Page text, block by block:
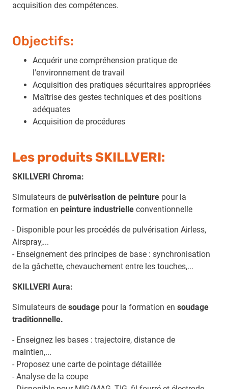
acquisition des compétences.
Objectifs:
Acquérir une compréhension pratique de
l'environnement de travail
Acquisition des pratiques sécuritaires appropriées
Maîtrise des gestes techniques et des positions
adéquates
Acquisition de procédures
Les produits SKILLVERI:
SKILLVERI Chroma:
Simulateurs de pulvérisation de peinture pour la
formation en peinture industrielle conventionnelle
- Disponible pour les procédés de pulvérisation Airless,
Airspray,...
- Enseignement des principes de base : synchronisation
de la gâchette, chevauchement entre les touches,...
SKILLVERI Aura:
Simulateurs de soudage pour la formation en soudage
traditionnelle.
- Enseignez les bases : trajectoire, distance de
maintien,...
- Proposez une carte de pointage détaillée
- Analyse de la coupe